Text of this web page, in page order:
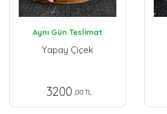
Aynı Gün Teslimat
Yapay Çiçek
3200 ,00 TL